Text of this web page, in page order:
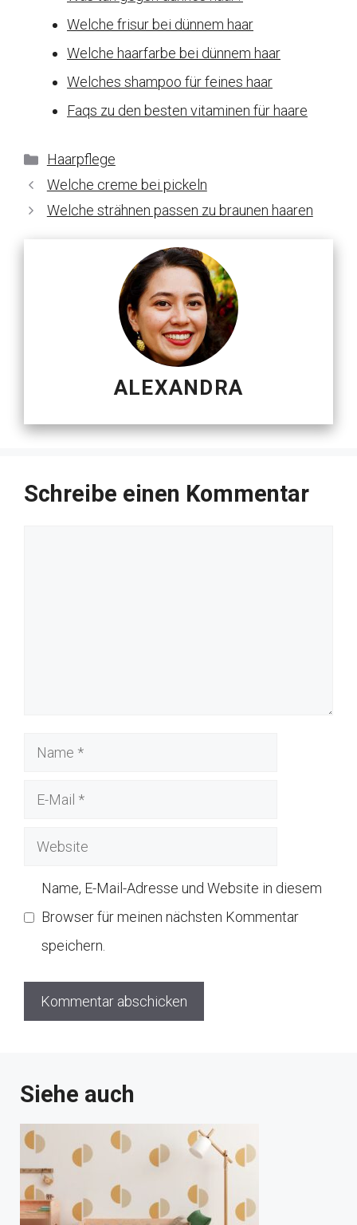
Welche frisur bei dünnem haar
Welche haarfarbe bei dünnem haar
Welches shampoo für feines haar
Faqs zu den besten vitaminen für haare
Kategorien
Haarpflege
Welche creme bei pickeln
Welche strähnen passen zu braunen haaren
ALEXANDRA
Schreibe einen Kommentar
Name
Website
Name, E-Mail-Adresse und Website in diesem
Browser für meinen nächsten Kommentar
speichern.
Siehe auch